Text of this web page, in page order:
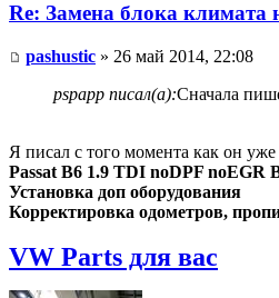
Re: Замена блока климата
pashustic » 26 май 2014, 22:08
pspapp писал(а):Сначала
Я писал с того момента как он
Passat B6 1.9 TDI noDPF
Установка доп оборудования
Корректировка одометров,
VW Parts для вас